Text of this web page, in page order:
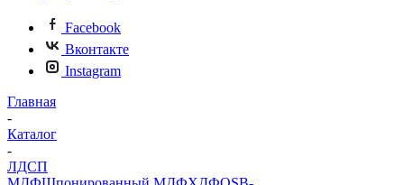
Facebook
Вконтакте
Instagram
Главная
-
Каталог
-
ЛДСП